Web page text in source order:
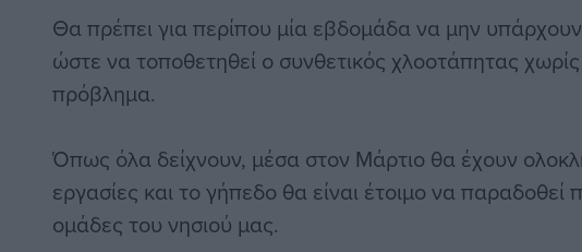
Θα πρέπει για περίπου μία εβδομάδα να μην
ώστε να τοποθετηθεί ο συνθετικός χλοοτάπητας
πρόβλημα.
Όπως όλα δείχνουν, μέσα στον Μάρτιο θα έχουν
εργασίες και το γήπεδο θα είναι έτοιμο να παραδοθεί
ομάδες του νησιού μας.